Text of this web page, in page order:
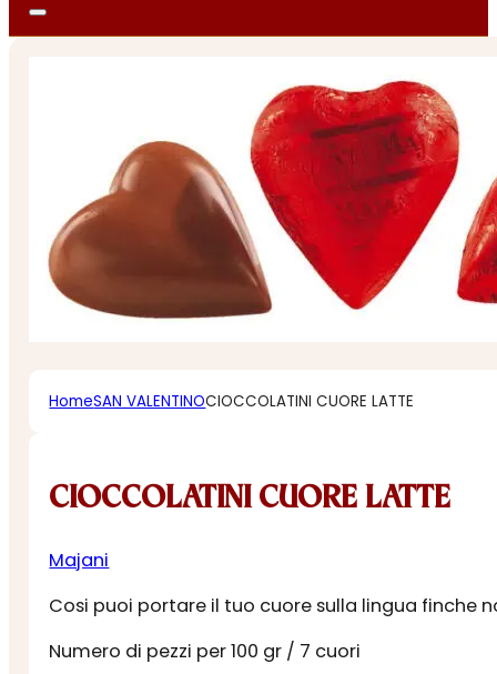
HomeSAN VALENTINOCIOCCOLATINI CUORE LATTE
CIOCCOLATINI CUORE LATTE
Majani
Cosi puoi portare il tuo cuore sulla lingua finche
Numero di pezzi per 100 gr / 7 cuori